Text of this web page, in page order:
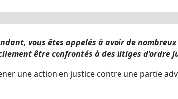
vous êtes appelés à avoir de nombreux
être confrontés à des litiges d’ordre
une action en justice contre une partie